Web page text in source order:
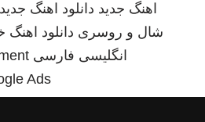
اهنگ جدید دانلود اهنگ جدید
شال و روسری دانلود اهنگ
انگلیسی فارسی
Ads